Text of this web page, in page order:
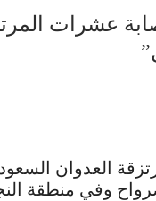
عشرات
العدوان السعودي
وفي منطقة